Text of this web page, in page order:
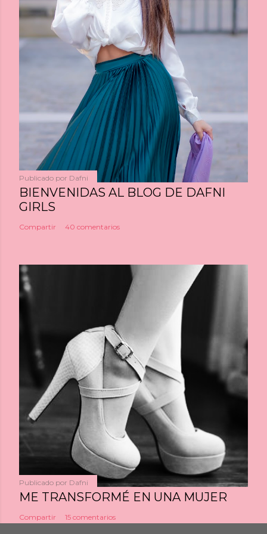
Publicado por Dafni
BIENVENIDAS AL BLOG DE DAFNI
GIRLS
Compartir 40 comentarios
Publicado por Dafni
ME TRANSFORMÉ EN UNA MUJER
Compartir 15 comentarios